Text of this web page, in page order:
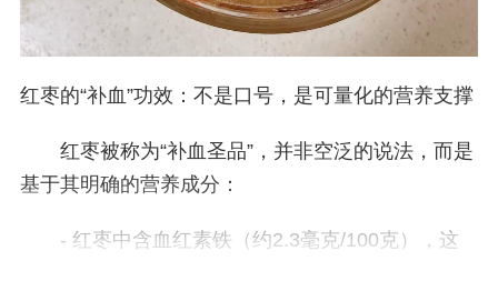
红枣的“补血”功效：不是口号，是可量化的营养支撑
红枣被称为“补血圣品”，并非空泛的说法，而是
基于其明确的营养成分：
- 红枣中含血红素铁（约2.3毫克/100克），这